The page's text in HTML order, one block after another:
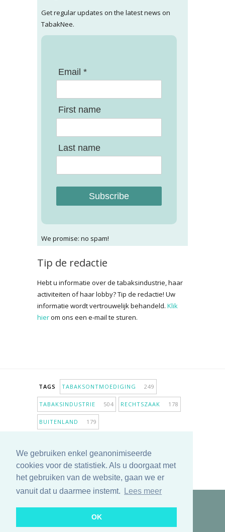
We gebruiken enkel geanonimiseerde
cookies voor de statistiek. Als u doorgaat met
het gebruiken van de website, gaan we er
vanuit dat u daarmee instemt.
Lees meer
OK
Get regular updates on the latest news on
TabakNee.
Email *
First name
Last name
Subscribe
We promise: no spam!
Tip de redactie
Hebt u informatie over de tabaksindustrie, haar
activiteiten of haar lobby? Tip de redactie! Uw
informatie wordt vertrouwelijk behandeld. Klik
hierom ons een e-mail te sturen.
TAGS TABAKSONTMOEDIGING 249
TABAKSINDUSTRIE 504 RECHTSZAAK 178
BUITENLAND 179
ANTIROOKBELEID307 ONDERZOEK
MEER TAGS TONEN
Copyright © 2025 TabakNee - Rookpreventie Jeugd